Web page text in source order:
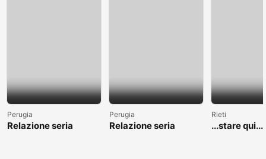
Perugia
Relazione seria
Perugia
Relazione seria
Rieti
...stare qui....